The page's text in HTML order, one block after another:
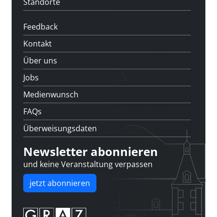
Feedback
Kontakt
Über uns
Jobs
Medienwunsch
FAQs
Überweisungsdaten
Newsletter abonnieren
und keine Veranstaltung verpassen
jetzt abonnieren